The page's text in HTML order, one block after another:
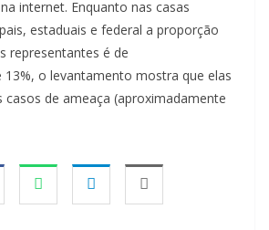
internet. Enquanto nas casas
estaduais e federal a proporção
representantes é de
o levantamento mostra que elas
casos de ameaça (aproximadamente